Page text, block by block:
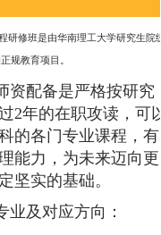
修班是由华南理工大学研究生院
规教育项目。
资配备是严格按研究
2年的在职攻读，可
的各门专业课程，有
能力，为未来迈向更
坚实的基础。
业及对应方向：